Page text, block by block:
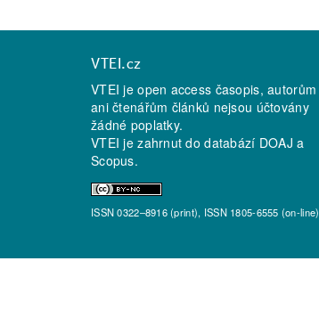
VTEI.cz
VTEI je open access časopis, autorům
ani čtenářům článků nejsou účtovány
žádné poplatky.
VTEI je zahrnut do databází DOAJ a
Scopus.
ISSN 0322–8916 (print), ISSN 1805-6555 (on-line)